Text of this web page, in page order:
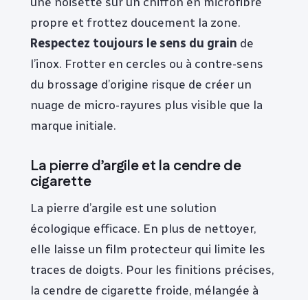
propre et frottez doucement la zone.
Respectez toujours le sens du grain de
l’inox. Frotter en cercles ou à contre-sens
du brossage d’origine risque de créer un
nuage de micro-rayures plus visible que la
marque initiale.
La pierre d’argile et la cendre de
cigarette
La pierre d’argile est une solution
écologique efficace. En plus de nettoyer,
elle laisse un film protecteur qui limite les
traces de doigts. Pour les finitions précises,
la cendre de cigarette froide, mélangée à